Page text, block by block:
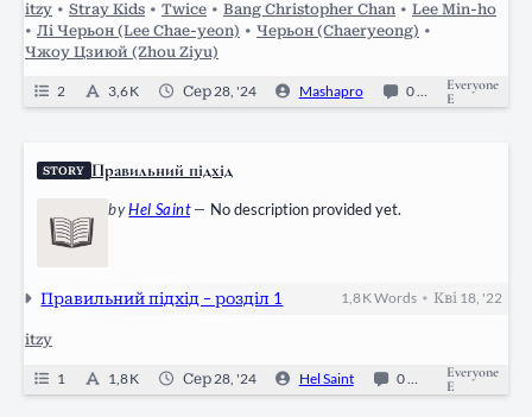
itzy • Stray Kids • Twice • Bang Christopher Chan • Lee Min-ho
• Лі Черьон (Lee Chae-yeon) • Черьон (Chaeryeong) •
Чжоу Цзиюй (Zhou Ziyu)
2 3,6 K Сер 28, '24 Mashapro 0 Ongoing
Everyone
E
STORY Правильний підхід
byHel Saint— No description provided yet.
Правильний підхід – розділ 1 1,8 KWords •Кві 18, '22
itzy
1 1,8 K Сер 28, '24 Hel Saint 0 Ongoing
Everyone
E